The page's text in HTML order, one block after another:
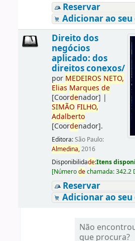
Reservar
Adicionar ao
Direito dos
negócios
aplicado: dos
direitos conexos/
por MEDEIROS NETO,
Elias Marques de
[Coordenador] |
SIMÃO FILHO,
Adalberto
[Coordenador].
Editora:São Paulo:
Almedina,2016
Disponibilidade:Itens
[Númerodechamada:342.2
Reservar
Adicionar ao
Não
que procura?